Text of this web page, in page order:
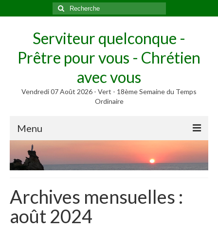
Rechercher
:
Serviteur quelconque -
Prêtre pour vous - Chrétien
avec vous
Vendredi 07 Août 2026 - Vert - 18ème Semaine du Temps
Ordinaire
Menu
Méditer
Homélies, Poèmes
Homélies
Homélies de Mariages
Archives mensuelles :
août 2024